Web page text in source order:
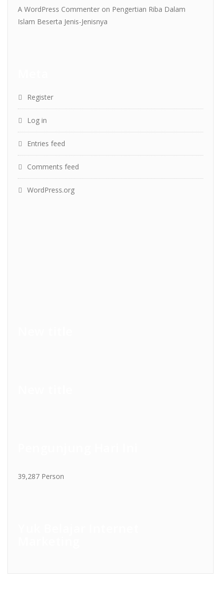
A WordPress Commenter on Pengertian Riba Dalam
Islam Beserta Jenis-Jenisnya
Register
Log in
Entries feed
Comments feed
WordPress.org
39,287 Person